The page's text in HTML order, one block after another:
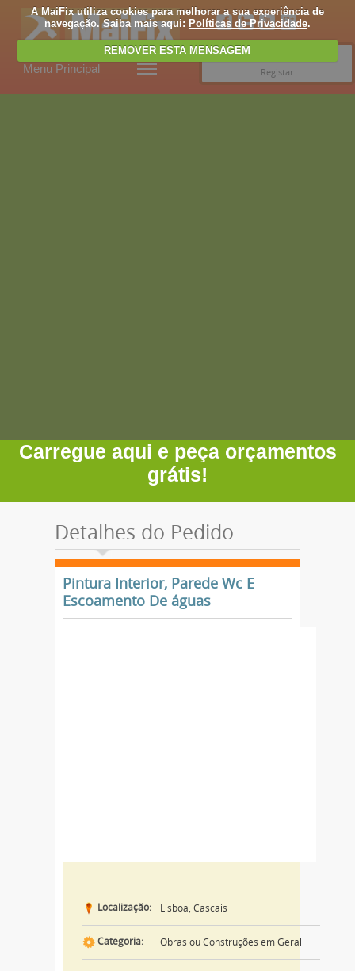
A MaiFix utiliza cookies para melhorar a sua experiência de
navegação. Saiba mais aqui: Políticas de Privacidade.
REMOVER ESTA MENSAGEM
Menu Principal
Registar
Carregue aqui e peça orçamentos
grátis!
Detalhes do Pedido
Pintura Interior, Parede Wc E
Escoamento De águas
Localização: Lisboa, Cascais
Categoria: Obras ou Construções em Geral